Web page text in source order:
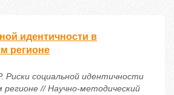
идентичности в
регионе
социальной идентичности
регионе // Научно-методический